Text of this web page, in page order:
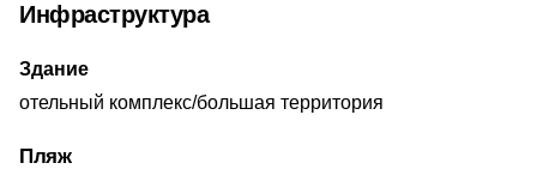
Инфраструктура
Здание
отельный комплекс/большая территория
Пляж